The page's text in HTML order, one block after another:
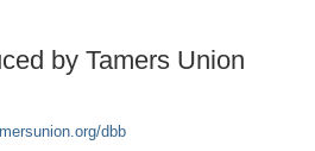
by Tamers Union
dbb